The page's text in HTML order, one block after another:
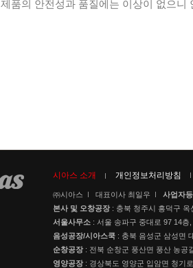
제품의 안전성과 품질에는 이상이 없으니
시아스 소개 개인정보처리방침
㈜시아스 대표이사 최일우
사업자
본사 및 오창공장 : 충북 청주시 흥덕구
서울사무소 : 서울 송파구 중대로 97 14층,
음성공장/시아스쿡 : 충북 음성군 삼성면
순창공장 : 전북 순창군 풍산면 풍산 농공
영양공장 : 경상북도 영양군 입암면 청기